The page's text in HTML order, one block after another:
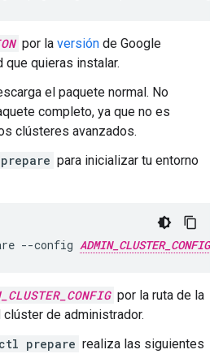
por la versión de Google
que quieras instalar.
el paquete normal. No
completo, ya que no es
clústeres avanzados.
para inicializar tu entorno
--config ADMIN_CLUSTER_CONFIG
por la ruta de la
de administrador.
prepare realiza las siguientes